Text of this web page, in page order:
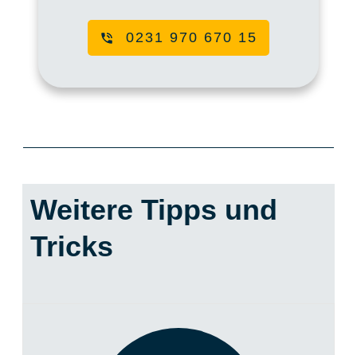
0231 970 670 15
Weitere Tipps und
Tricks